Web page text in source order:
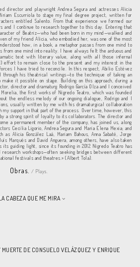
director and playwright Andrea Segura and actresses Alicia
Escurriola to stage my final degree project, written for
entitled Salento. From that experience we formed our
and I continue to research together to this day. Entering that
of Beatriz—who had been born in my mind—walked and
of my friend Alicia, who embodied her, was one of the most
how, in a book, a metaphor passes from one mind to
from one mind into reality. I have always felt the arduous and
text with literary value, along with all those infernal
effort to remain close to the present and my interest in the
I have tried to reconcile. In this respect, Abilio Estévez
through his theatrical writings—to the technique of taking an
it possible on stage. Building on this approach, during a
director and dramaturg Rodrigo García Olza and I conceived
the first works of Nigredo Teatro, which was founded
the endless melody of our ongoing dialogue, Rodrigo and I
usually written by me with his dramaturgical collaboration
my support in that part of the process. Over time, however, this
a strong spirit of loyalty to its collaborators. The director and
a permanent member of the company, has joined us, along
Cecilia Ligorio, Andrea Segura and Maria Elena Mexia; and
as Alicia González Laá, Mariam Bahous, Anna Sabaté, Jorge
Marquès and David Anguera, among others, have also taken
its guiding light, since its founding in 2012 Nigredo Teatro has
research workshops—often seeking bridges between different
festivals and theatres.» (Albert Tola).
Obras. / Plays.
CABEZA QUE ME MIRA
DE CONSUELO VELÁZQUEZ Y ENRIQUE